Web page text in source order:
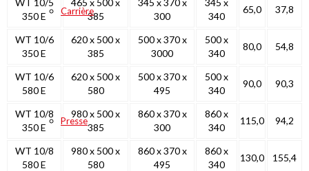
Carrière
Presse
350 E
385
300
340
65,0 37,8
WT 10/6
350 E
620 x 500 x
385
500 x 370 x
3000
500 x
340
80,0 54,8
WT 10/6
580 E
620 x 500 x
580
500 x 370 x
495
500 x
340
90,0 90,3
WT 10/8
350 E
980 x 500 x
385
860 x 370 x
300
860 x
340
115,0 94,2
WT 10/8
580 E
980 x 500 x
580
860 x 370 x
495
860 x
340
130,0 155,4